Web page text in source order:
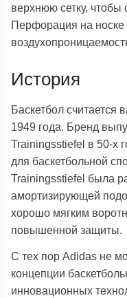
верхнюю сетку, чтобы
Перфорация на
История
Баскетбол считается
1949 года. Бренд
Trainingsstiefel в 50-х
для баскетбольной
Trainingsstiefel была
амортизирующей
хорошо мягким
повышенной защиты.
С тех пор Adidas не
концепции
инновационных